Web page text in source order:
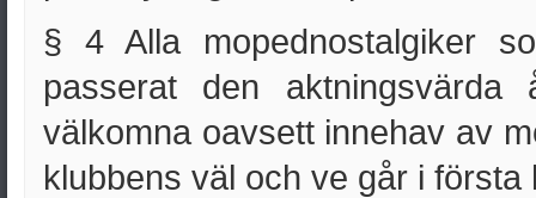
§ 4 Alla mopednostalgiker
passerat den
välkomna oavsett innehav av
klubbens väl och ve går i första